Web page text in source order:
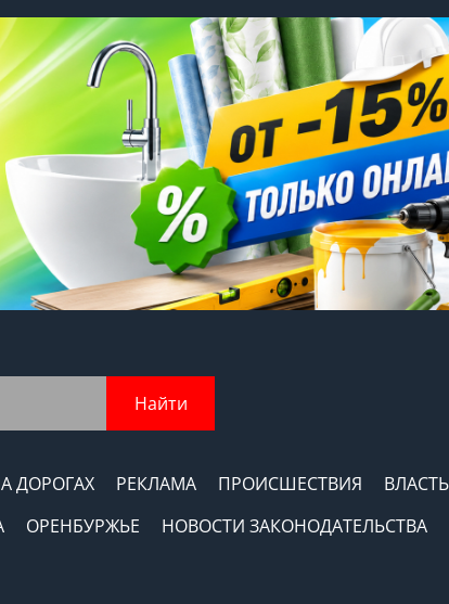
Найти
ДОРОГАХ РЕКЛАМА ПРОИСШЕСТВИЯ
ВЛАСТЬ
ОРЕНБУРЖЬЕ
НОВОСТИ ЗАКОНОДАТЕЛЬСТВА